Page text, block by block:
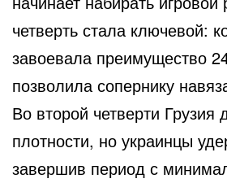
четверть стала ключевой:
завоевала преимущество
позволила сопернику
Во второй четверти Грузия
плотности, но украинцы
завершив период с